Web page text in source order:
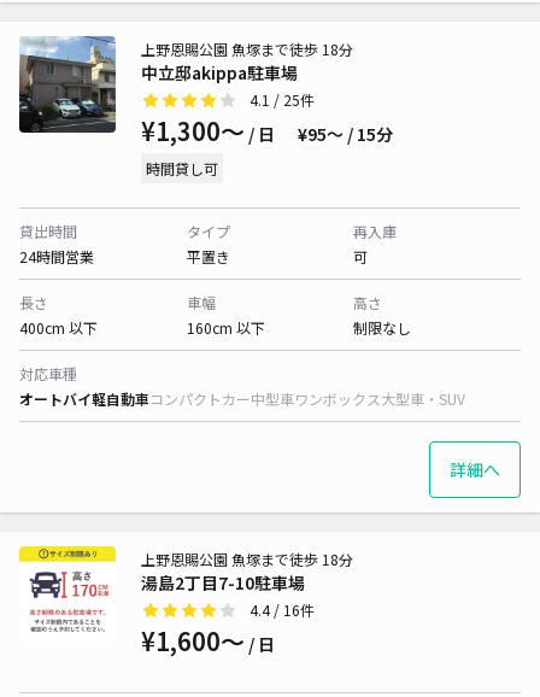
中立邸akippa駐車場
上野恩賜公園 魚塚まで徒歩 18分
4.1 / 25件
¥1,300〜 / 日 ¥95〜 / 15分
時間貸し可
貸出時間
24時間営業
タイプ
平置き
再入庫
可
長さ
400cm 以下
車幅
160cm 以下
高さ
制限なし
対応車種
オートバイ軽自動車コンパクトカー中型車ワンボックス大型車・SUV
詳細へ
湯島2丁目7-10駐車場
上野恩賜公園 魚塚まで徒歩 18分
4.4/ 16件
¥1,600〜 / 日